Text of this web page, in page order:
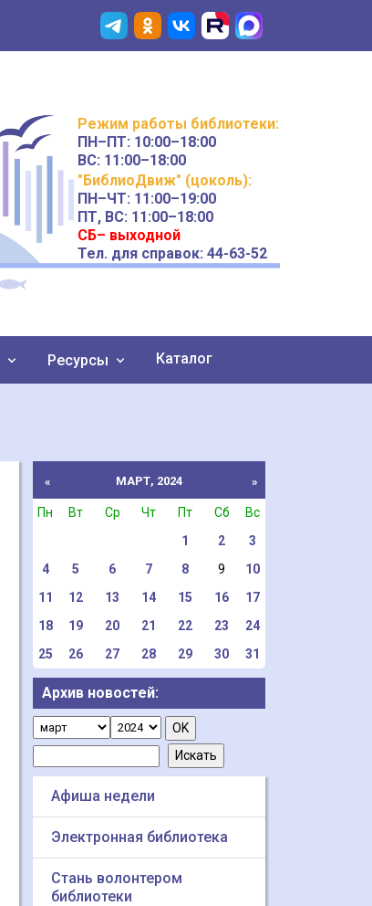
Режим работы библиотеки:
ПН–ПТ: 10:00–18:00
ВС: 11:00–18:00
"БиблиоДвиж" (цоколь):
ПН–ЧТ: 11:00–19:00
ПТ, ВС: 11:00–18:00
СБ– выходной
Тел. для справок: 44-63-52
Ресурсы Каталог
« МАРТ, 2024 »
Пн Вт Ср Чт Пт Сб
Вс
1
2
3
4
5 6 7 8 9
10
11
12 13 14 15 16
17
18
19 20 21 22 23
24
25
26 27 28 29 30 31
Архив новостей:
Афиша недели
Электронная библиотека
Стань волонтером
библиотеки